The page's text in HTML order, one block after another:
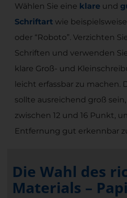
Wählen Sie eine klare und
Schriftart wie beispielsweise
oder “Roboto”. Verzichten
Schriften und verwenden
klare Groß- und
leicht erfassbar zu machen.
sollte ausreichend groß
zwischen 12 und 16 Punkt,
Entfernung gut erkennbar
Die Wahl des
Materials –